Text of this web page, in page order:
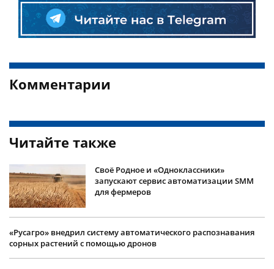
Комментарии
Читайте также
Своё Родное и «Одноклассники»
запускают сервис автоматизации SMM
для фермеров
«Русагро» внедрил систему автоматического распознавания
сорных растений с помощью дронов